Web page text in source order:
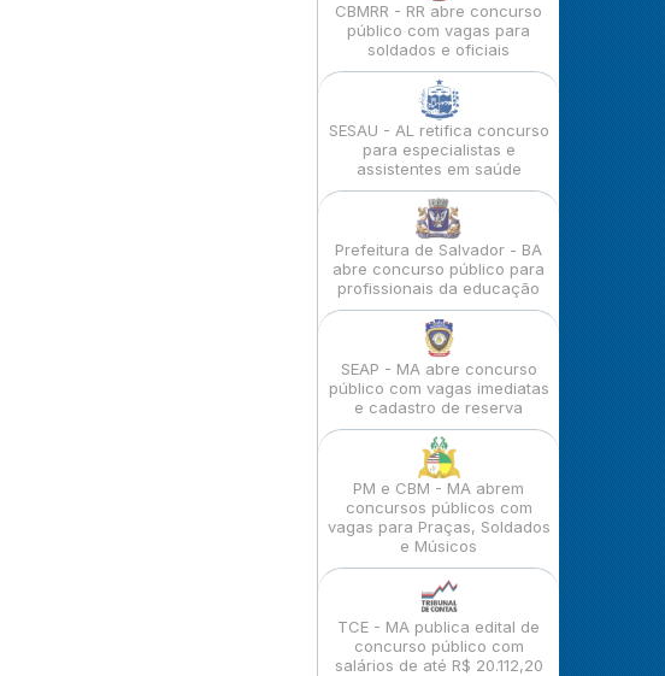
CBMRR - RR abre concurso
público com vagas para
soldados e oficiais
SESAU - AL retifica concurso
para especialistas e
assistentes em saúde
Prefeitura de Salvador - BA
abre concurso público para
profissionais da educação
SEAP - MA abre concurso
público com vagas imediatas
e cadastro de reserva
PM e CBM - MA abrem
concursos públicos com
vagas para Praças, Soldados
e Músicos
TCE - MA publica edital de
concurso público com
salários de até R$ 20.112,20